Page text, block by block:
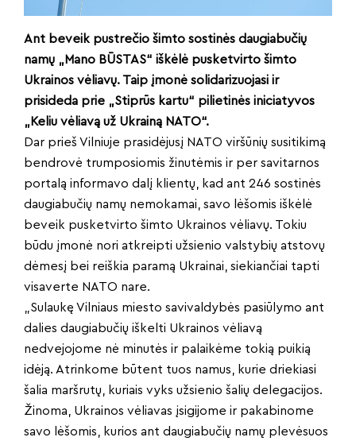
Ant beveik pustrečio šimto sostinės daugiabučių
namų „Mano BŪSTAS“ iškėlė pusketvirto šimto
Ukrainos vėliavų. Taip įmonė solidarizuojasi ir
prisideda prie „Stiprūs kartu“ pilietinės iniciatyvos
„Keliu vėliavą už Ukrainą NATO“.
Dar prieš Vilniuje prasidėjusį NATO viršūnių susitikimą
bendrovė trumposiomis žinutėmis ir per savitarnos
portalą informavo dalį klientų, kad ant 246 sostinės
daugiabučių namų nemokamai, savo lėšomis iškėlė
beveik pusketvirto šimto Ukrainos vėliavų. Tokiu
būdu įmonė nori atkreipti užsienio valstybių atstovų
dėmesį bei reiškia paramą Ukrainai, siekiančiai tapti
visaverte NATO nare.
„Sulaukę Vilniaus miesto savivaldybės pasiūlymo ant
dalies daugiabučių iškelti Ukrainos vėliavą
nedvejojome nė minutės ir palaikėme tokią puikią
idėją. Atrinkome būtent tuos namus, kurie driekiasi
šalia maršrutų, kuriais vyks užsienio šalių delegacijos.
Žinoma, Ukrainos vėliavas įsigijome ir pakabinome
savo lėšomis, kurios ant daugiabučių namų plevėsuos